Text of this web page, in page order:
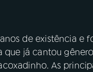
de existência e
que já cantou
As